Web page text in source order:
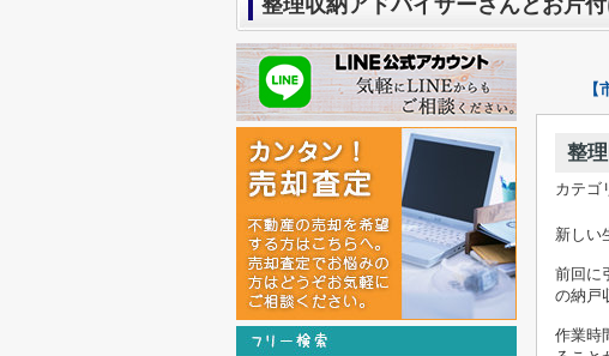
整理収納アドバイザーさんとお片
整
カテゴ
新しい
前回に
の納戸
作業時